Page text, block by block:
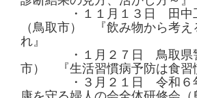
・１１月１３日 田中工
（鳥取市） 『飲み物から考え
れ』
・１月２７日 鳥取県
市） 『生活習慣病予防は食習
・３月２１日 令和６